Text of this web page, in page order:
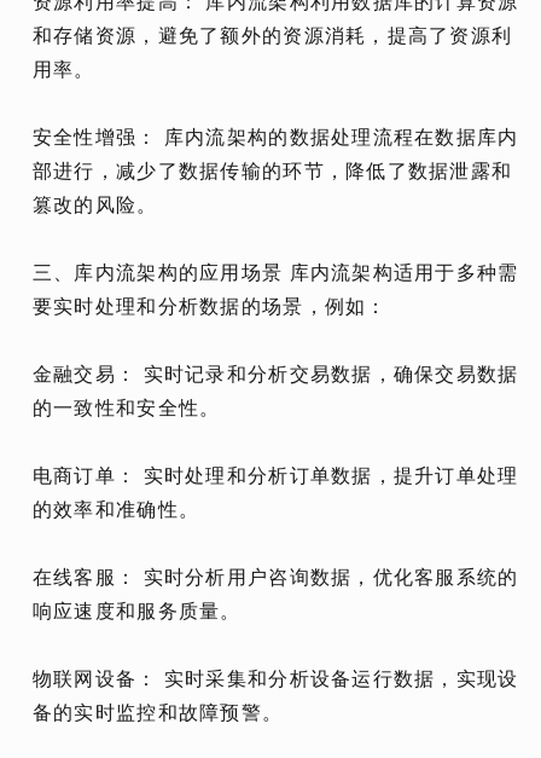
和存储资源，避免了额外的资源消耗，提高了资源利
用率。
安全性增强： 库内流架构的数据处理流程在数据库内
部进行，减少了数据传输的环节，降低了数据泄露和
篡改的风险。
三、库内流架构的应用场景 库内流架构适用于多种需
要实时处理和分析数据的场景，例如：
金融交易： 实时记录和分析交易数据，确保交易数据
的一致性和安全性。
电商订单： 实时处理和分析订单数据，提升订单处理
的效率和准确性。
在线客服： 实时分析用户咨询数据，优化客服系统的
响应速度和服务质量。
物联网设备： 实时采集和分析设备运行数据，实现设
备的实时监控和故障预警。